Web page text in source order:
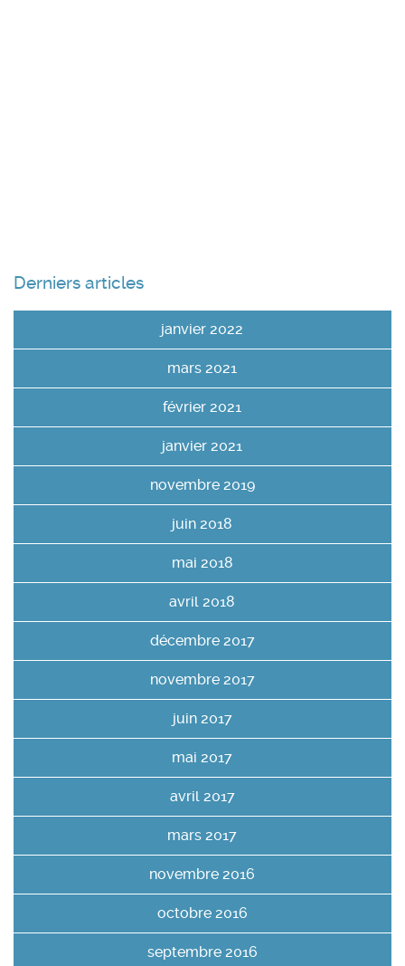
Derniers articles
janvier 2022
mars 2021
février 2021
janvier 2021
novembre 2019
juin 2018
mai 2018
avril 2018
décembre 2017
novembre 2017
juin 2017
mai 2017
avril 2017
mars 2017
novembre 2016
octobre 2016
septembre 2016